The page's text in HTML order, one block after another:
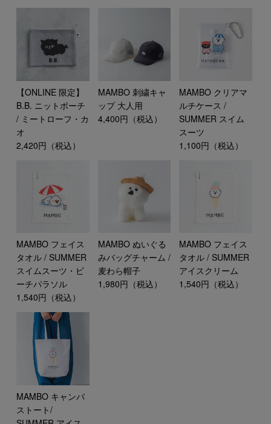
【ONLINE 限定】
B.B. ニットポーチ
/ ミートローフ・カ
オ
2,420円（税込）
MAMBO 刺繍キャ
ップ 大人用
4,400円（税込）
MAMBO クリアマ
ルチケース /
SUMMER スイム
スーツ
1,100円（税込）
MAMBO フェイス
タオル / SUMMER
スイムスーツ・ビ
ーチパラソル
1,540円（税込）
MAMBO ぬいぐる
みバッグチャーム /
麦わら帽子
1,980円（税込）
MAMBO フェイス
タオル / SUMMER
アイスクリーム
1,540円（税込）
MAMBO キャンバ
ストート/